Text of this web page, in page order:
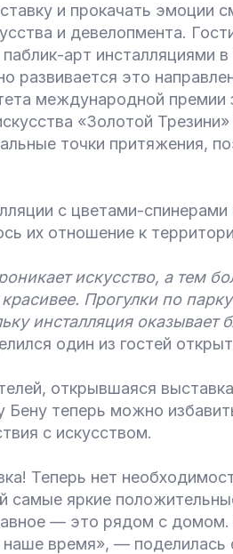
и прокачать эмоции
и девелопмента.
арт инсталляциями в
развивается это
международной
«Золотой
точки притяжения,
с цветами-
их отношение к
искусство, а тем
Прогулки по
инсталляция оказывает
один из гостей
открывшаяся
теперь можно
с искусством.
Теперь нет
самые яркие
— это рядом с домом.
время», — поделилась